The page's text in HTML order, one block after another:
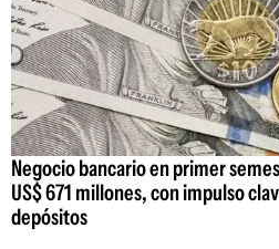
Negocio bancario en primer
US$ 671 millones, con impulso
depósitos